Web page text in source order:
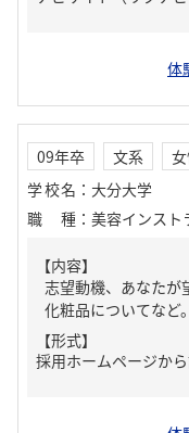
体
09年卒 文系
学校名 ： 大分大学
職種 ： 美容インスト
【内容】
志望動機、あなたが
化粧品についてなど。
【形式】
採用ホームページか